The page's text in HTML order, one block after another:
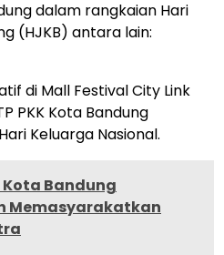
dalam rangkaian Hari
(HJKB) antara lain:
di Mall Festival City Link
PKK Kota Bandung
Keluarga Nasional.
Kota Bandung
Memasyarakatkan